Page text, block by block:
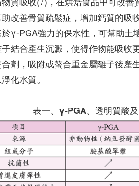
改善骨質疏鬆症，增加鈣質的
γ-PGA強力的保水性，可幫助
結合產生沉澱，使得作物能吸
劑，吸附或螯合重金屬離子後產
化水質。
表一、γ-PGA、透明質酸